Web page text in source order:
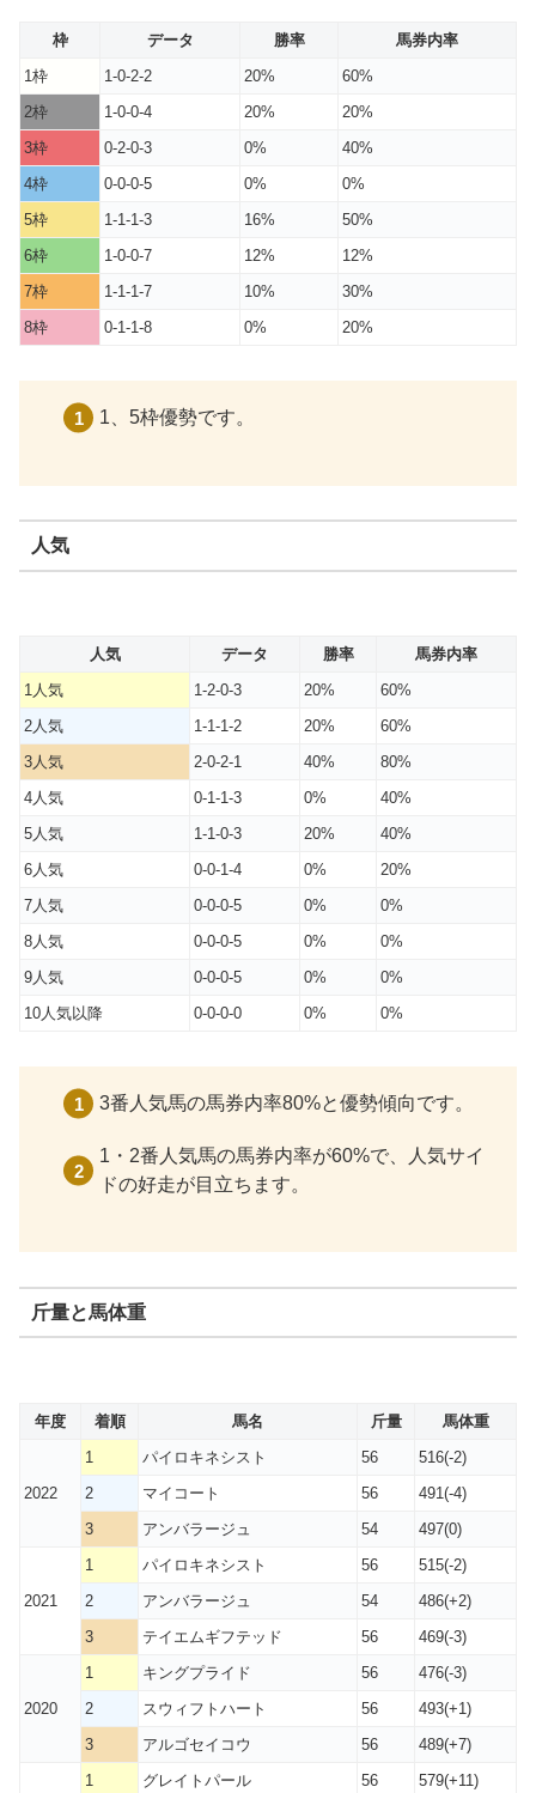
枠 データ 勝率
馬券内率
1枠
1-0-2-2 20%
60%
2枠
1-0-0-4 20%
20%
3枠
0-2-0-3 0%
40%
4枠
0-0-0-5 0%
0%
5枠
1-1-1-3 16%
50%
6枠
1-0-0-7 12%
12%
7枠
1-1-1-7 10%
30%
8枠
0-1-1-8 0% 20%
1、5枠優勢です。
人気
人気 データ 勝率
馬券内率
1人気
1-2-0-3 20%
60%
2人気
1-1-1-2 20%
60%
3人気
2-0-2-1 40%
80%
4人気
0-1-1-3 0%
40%
5人気
1-1-0-3 20%
40%
6人気
0-0-1-4 0%
20%
7人気
0-0-0-5 0%
0%
8人気
0-0-0-5 0%
0%
9人気
0-0-0-5 0%
0%
10人気以降
0-0-0-0 0% 0%
3番人気馬の馬券内率80%と優勢傾向です。
1・2番人気馬の馬券内率が60%で、人気サイ
ドの好走が目立ちます。
斤量と馬体重
年度 着順 馬名 斤量 馬体重
2022
1 パイロキネシスト 56
516(-2)
2
マイコート 56
491(-4)
3
アンバラージュ 54 497(0)
2021
1 パイロキネシスト 56
515(-2)
2
アンバラージュ 54
486(+2)
3
テイエムギフテッド 56 469(-3)
2020
1 キングプライド 56
476(-3)
2
スウィフトハート 56
493(+1)
3
アルゴセイコウ 56 489(+7)
1 グレイトパール 56
579(+11)